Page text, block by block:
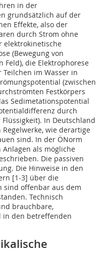
in der
grundsätzlich auf der
Effekte, also der
durch Strom ohne
elektrokinetische
(Bewegung von
Feld), die Elektrophorese
im Wasser in
(zwischen
Festkörpers
Sedimetationspotential
durch
In Deutschland
wie derartige
sind. In der ÖNorm
als mögliche
Die passiven
Die Hinweise in den
[1-3] über die
sind offenbar aus dem
Technisch
brauchbare,
in den betreffenden